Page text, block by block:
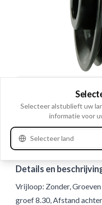
Gebruiksnummer236842
Details en
Vrijloop: Zonder,
groef 8.30, Afstand
Selecteer alstublieft uw
informatie voor
Selecteer land